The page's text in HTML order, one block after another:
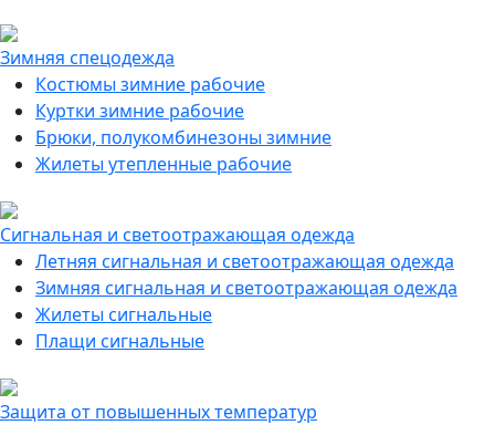
Зимняя спецодежда
Костюмы зимние рабочие
Куртки зимние рабочие
Брюки, полукомбинезоны зимние
Жилеты утепленные рабочие
Сигнальная и светоотражающая одежда
Летняя сигнальная и светоотражающая одежда
Зимняя сигнальная и светоотражающая одежда
Жилеты сигнальные
Плащи сигнальные
Защита от повышенных температур